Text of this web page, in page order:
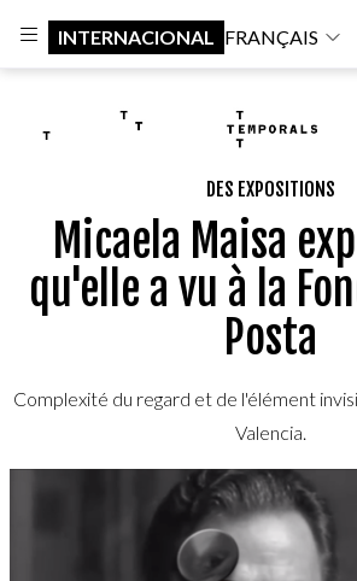
INTERNACIONAL FRANÇAIS
DES EXPOSITIONS
Micaela Maisa
qu'elle a vu à la
Posta
Complexité du regard et de l'élément
Valencia.